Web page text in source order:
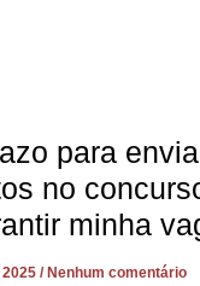
para
no
minha
Nenhum comentário